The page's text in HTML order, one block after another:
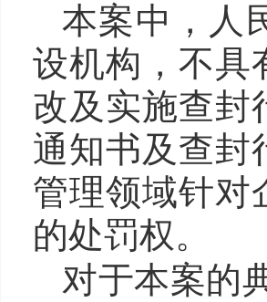
本案中，人
设机构，不具
改及实施查封
通知书及查封
管理领域针对
的处罚权。
对于本案的